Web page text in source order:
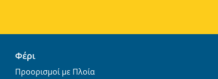
Φέρι
Προορισμοί με Πλοία